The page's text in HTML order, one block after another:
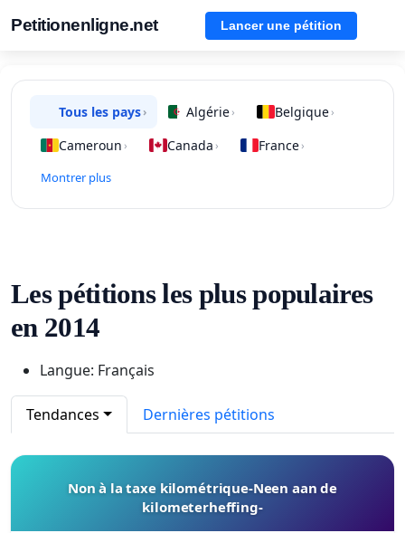
Petitionenligne.net Lancer une pétition
Tous les pays› Algérie› Belgique›
Cameroun › Canada › France›
Montrer plus
Les pétitions les plus populaires
en 2014
Langue: Français
Tendances Dernières pétitions
Non à la taxe kilométrique-Neen aan de
kilometerheffing-